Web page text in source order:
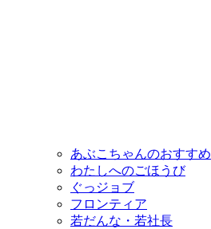
あぶこちゃんのおすすめ
わたしへのごほうび
ぐっジョブ
フロンティア
若だんな・若社長